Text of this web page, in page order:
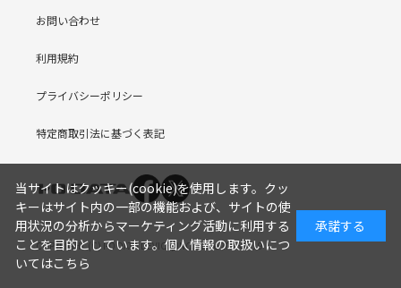
お問い合わせ
利用規約
プライバシーポリシー
特定商取引法に基づく表記
COPYRIGHT (C) I-O DATA DEVICE, INC. Since 2005.9.19
当サイトはクッキー(cookie)を使用します。クッ
キーはサイト内の一部の機能および、サイトの使
用状況の分析からマーケティング活動に利用する
ことを目的としています。個人情報の取扱いにつ
いてはこちら
承諾する